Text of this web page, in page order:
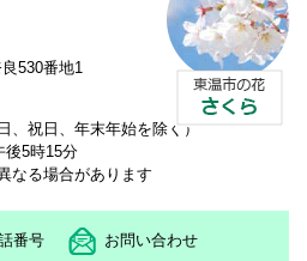
530番地1
、祝日、年末年始を除く）
後5時15分
なる場合があります
番号 お問い合わせ